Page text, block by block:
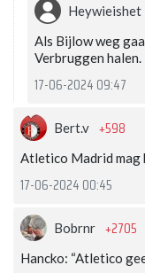
Heywieishet
Als Bijlow weg
Verbruggen halen.
17-06-2024 09:47
Bert.v +598
Atletico Madrid mag
17-06-2024 00:45
Bobrnr +2705
Hancko: “Atletico